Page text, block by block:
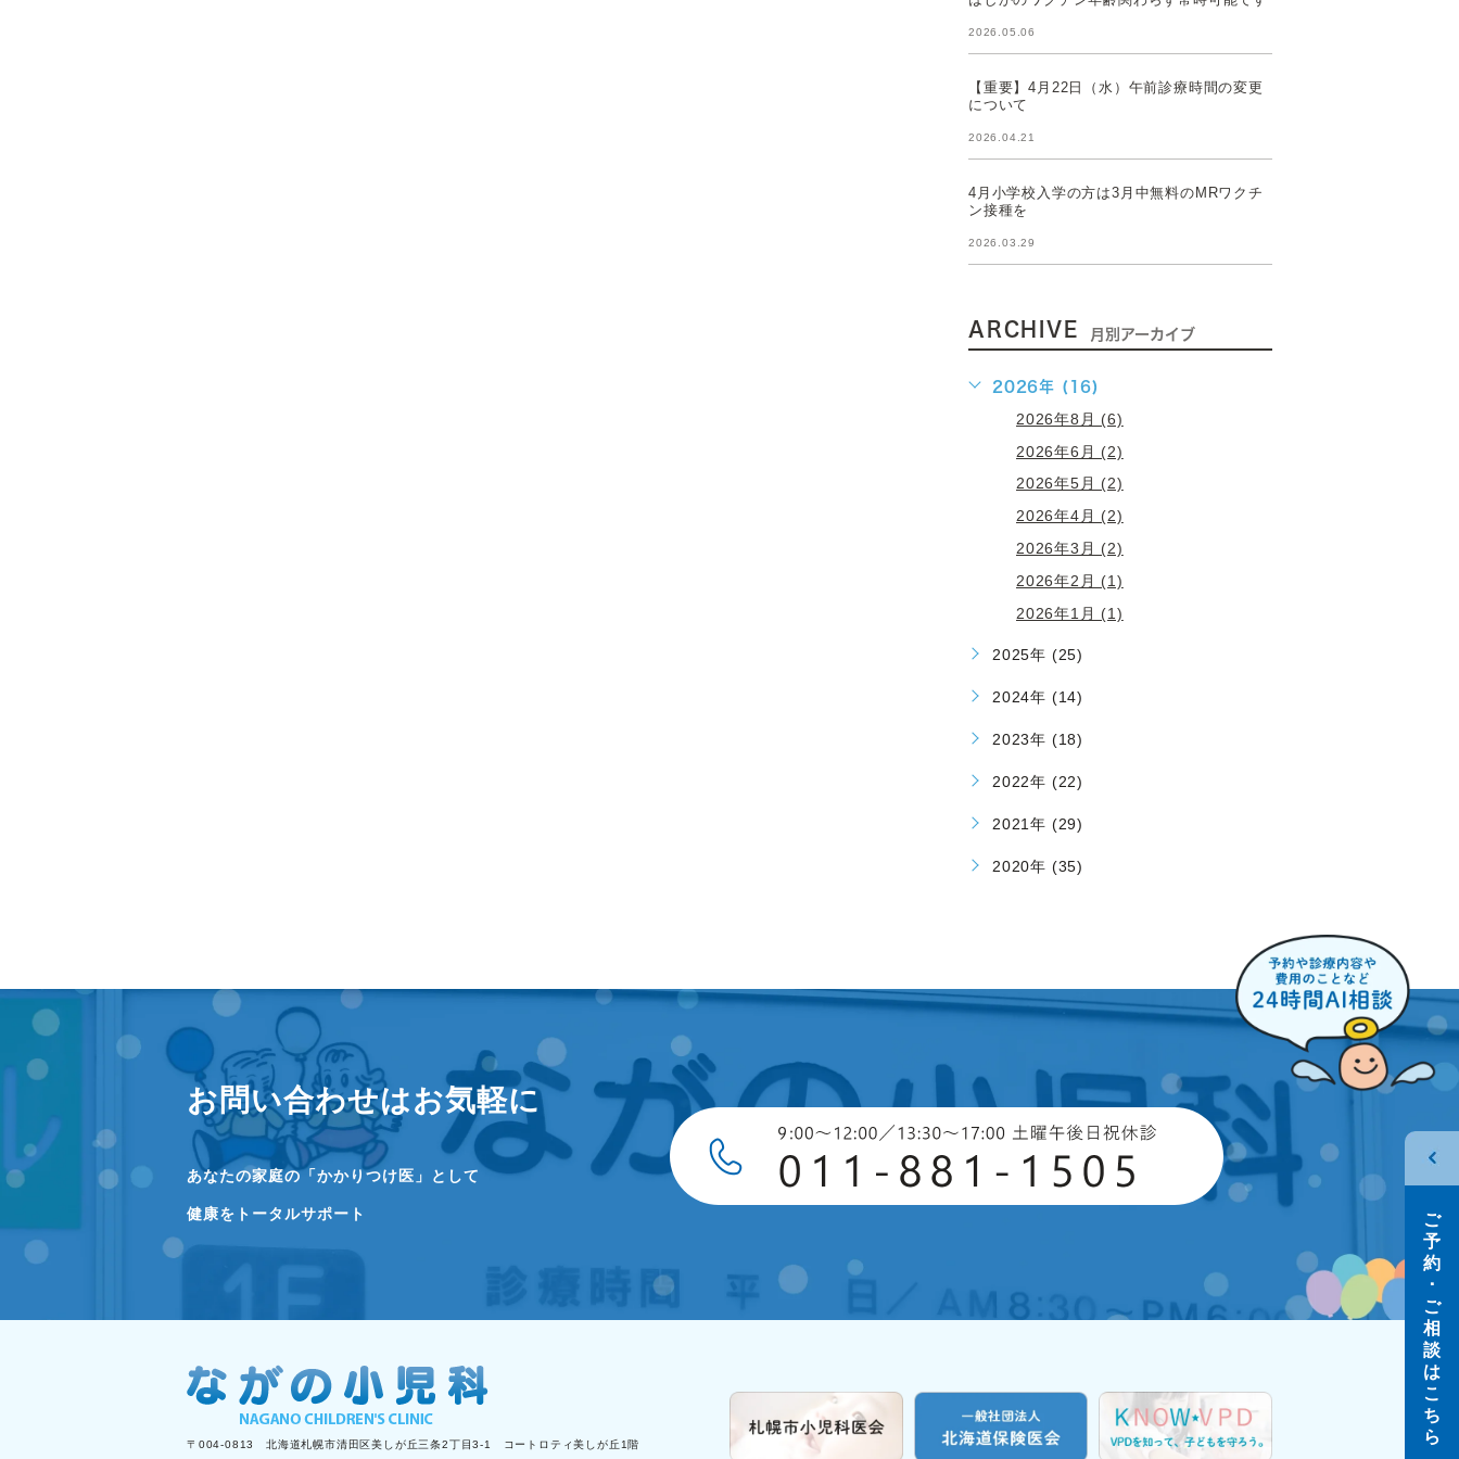
ご
予
約
･
ご
相
談
は
こ
ち
ら
2026.05.06
【重要】4月22日（水）午前診療時間の変更
について
2026.04.21
4月小学校入学の方は3月中無料のMRワクチ
ン接種を
2026.03.29
ARCHIVE 月別アーカイブ
2026年 (16)
2026年8月 (6)
2026年6月 (2)
2026年5月 (2)
2026年4月 (2)
2026年3月 (2)
2026年2月 (1)
2026年1月 (1)
2025年 (25)
2024年 (14)
2023年 (18)
2022年 (22)
2021年 (29)
2020年 (35)
お問い合わせはお気軽に
あなたの家庭の「かかりつけ医」として
健康をトータルサポート
〒004-0813 北海道札幌市清田区美しが丘三条2丁目3-1 コートロティ美しが丘1階